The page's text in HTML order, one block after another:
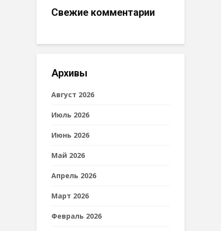
Свежие комментарии
Архивы
Август 2026
Июль 2026
Июнь 2026
Май 2026
Апрель 2026
Март 2026
Февраль 2026